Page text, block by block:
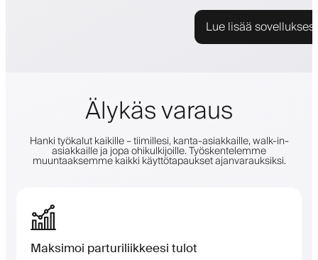
Lue lisää
Älykäs varaus
Hanki työkalut kaikille – tiimillesi, kanta-asiakkaille, walk-in-
asiakkaille ja jopa ohikulkijoille. Työskentelemme
muuntaaksemme kaikki käyttötapaukset ajanvarauksiksi.
Maksimoi parturiliikkeesi tulot